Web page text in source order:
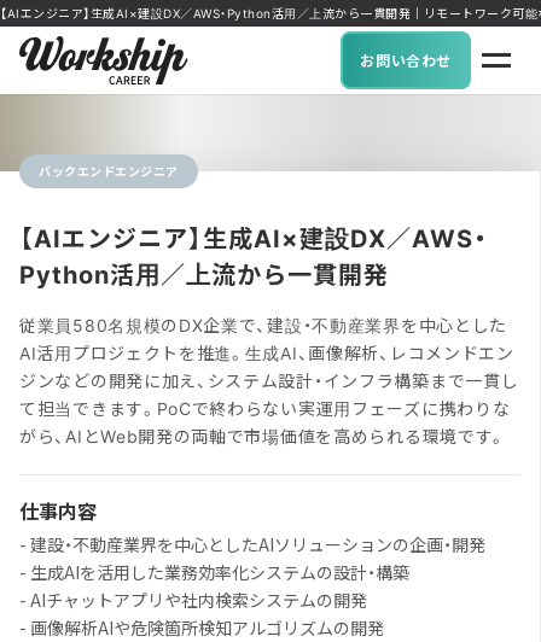
【AIエンジニア】生成AI×建設DX／AWS・Python活用／上流から一貫開発｜リモートワーク可
お問い合わせ
バックエンドエンジニア
【AIエンジニア】生成AI×建設DX／AWS・
Python活用／上流から一貫開発
従業員580名規模のDX企業で、建設・不動産業界を中心とした
AI活用プロジェクトを推進。生成AI、画像解析、レコメンドエン
ジンなどの開発に加え、システム設計・インフラ構築まで一貫し
て担当できます。PoCで終わらない実運用フェーズに携わりな
がら、AIとWeb開発の両軸で市場価値を高められる環境です。
仕事内容
- 建設・不動産業界を中心としたAIソリューションの企画・開発
- 生成AIを活用した業務効率化システムの設計・構築
- AIチャットアプリや社内検索システムの開発
- 画像解析AIや危険箇所検知アルゴリズムの開発